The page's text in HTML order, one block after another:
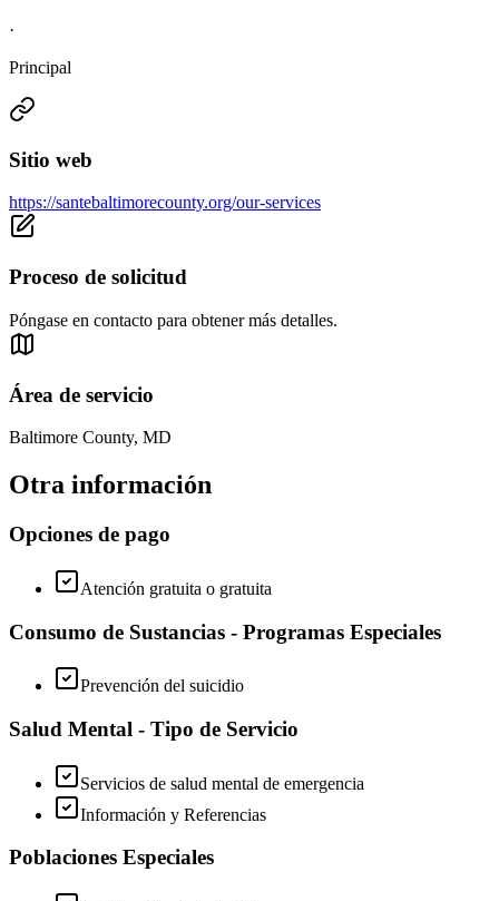
·
Principal
Sitio web
https://santebaltimorecounty.org/our-services
Proceso de solicitud
Póngase en contacto para obtener más detalles.
Área de servicio
Baltimore County, MD
Otra información
Opciones de pago
Atención gratuita o gratuita
Consumo de Sustancias - Programas Especiales
Prevención del suicidio
Salud Mental - Tipo de Servicio
Servicios de salud mental de emergencia
Información y Referencias
Poblaciones Especiales